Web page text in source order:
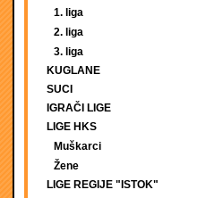
1. liga
2. liga
3. liga
KUGLANE
SUCI
IGRAČI LIGE
LIGE HKS
Muškarci
Žene
LIGE REGIJE "ISTOK"